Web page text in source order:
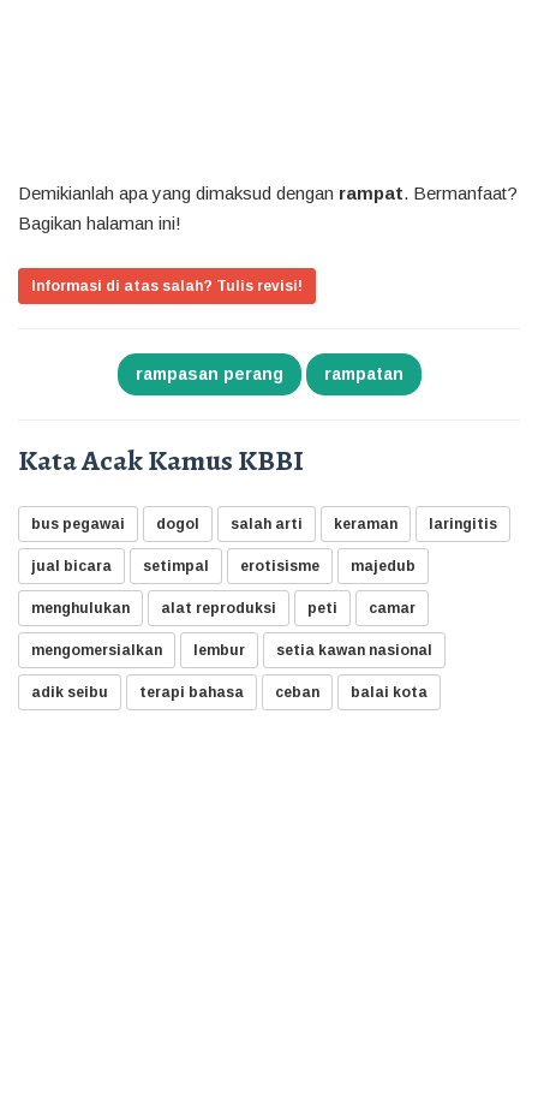
Demikianlah apa yang dimaksud dengan rampat. Bermanfaat?
Bagikan halaman ini!
Informasi di atas salah? Tulis revisi!
rampasan perang rampatan
Kata Acak Kamus KBBI
bus pegawai dogol salah arti keraman laringitis
jual bicara setimpal erotisisme majedub
menghulukan alat reproduksi peti camar
mengomersialkan lembur setia kawan nasional
adik seibu terapi bahasa ceban balai kota